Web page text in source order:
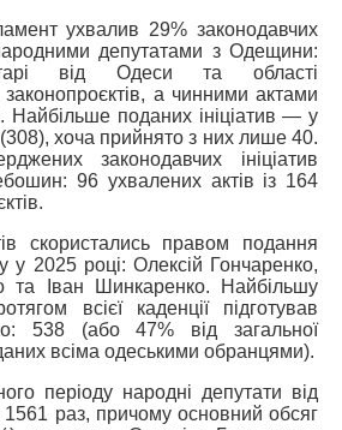
ухвалив 29% законодавчих
депутатами з Одещини:
від Одеси та області
а чинними актами
Найбільше поданих ініціатив — у
хоча прийнято з них лише 40.
законодавчих ініціатив
96 ухвалених актів із 164
скористались правом подання
у 2025 році: Олексій Гончаренко,
та Іван Шинкаренко. Найбільшу
всієї каденції підготував
538 (або 47% від загальної
всіма одеськими обранцями).
періоду народні депутати від
раз, причому основний обсяг